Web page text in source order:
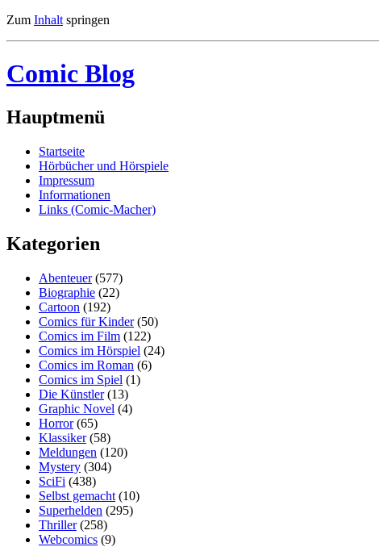
Zum Inhalt springen
Comic Blog
Hauptmenü
Startseite
Hörbücher und Hörspiele
Impressum
Informationen
Links (Comic-Macher)
Kategorien
Abenteuer(577)
Biographie (22)
Cartoon (192)
Comics für Kinder(50)
Comics im Film (122)
Comics im Hörspiel (24)
Comics im Roman (6)
Comics im Spiel (1)
Die Künstler(13)
Graphic Novel (4)
Horror(65)
Klassiker(58)
Meldungen (120)
Mystery (304)
SciFi (438)
Selbst gemacht (10)
Superhelden (295)
Thriller(258)
Webcomics (9)